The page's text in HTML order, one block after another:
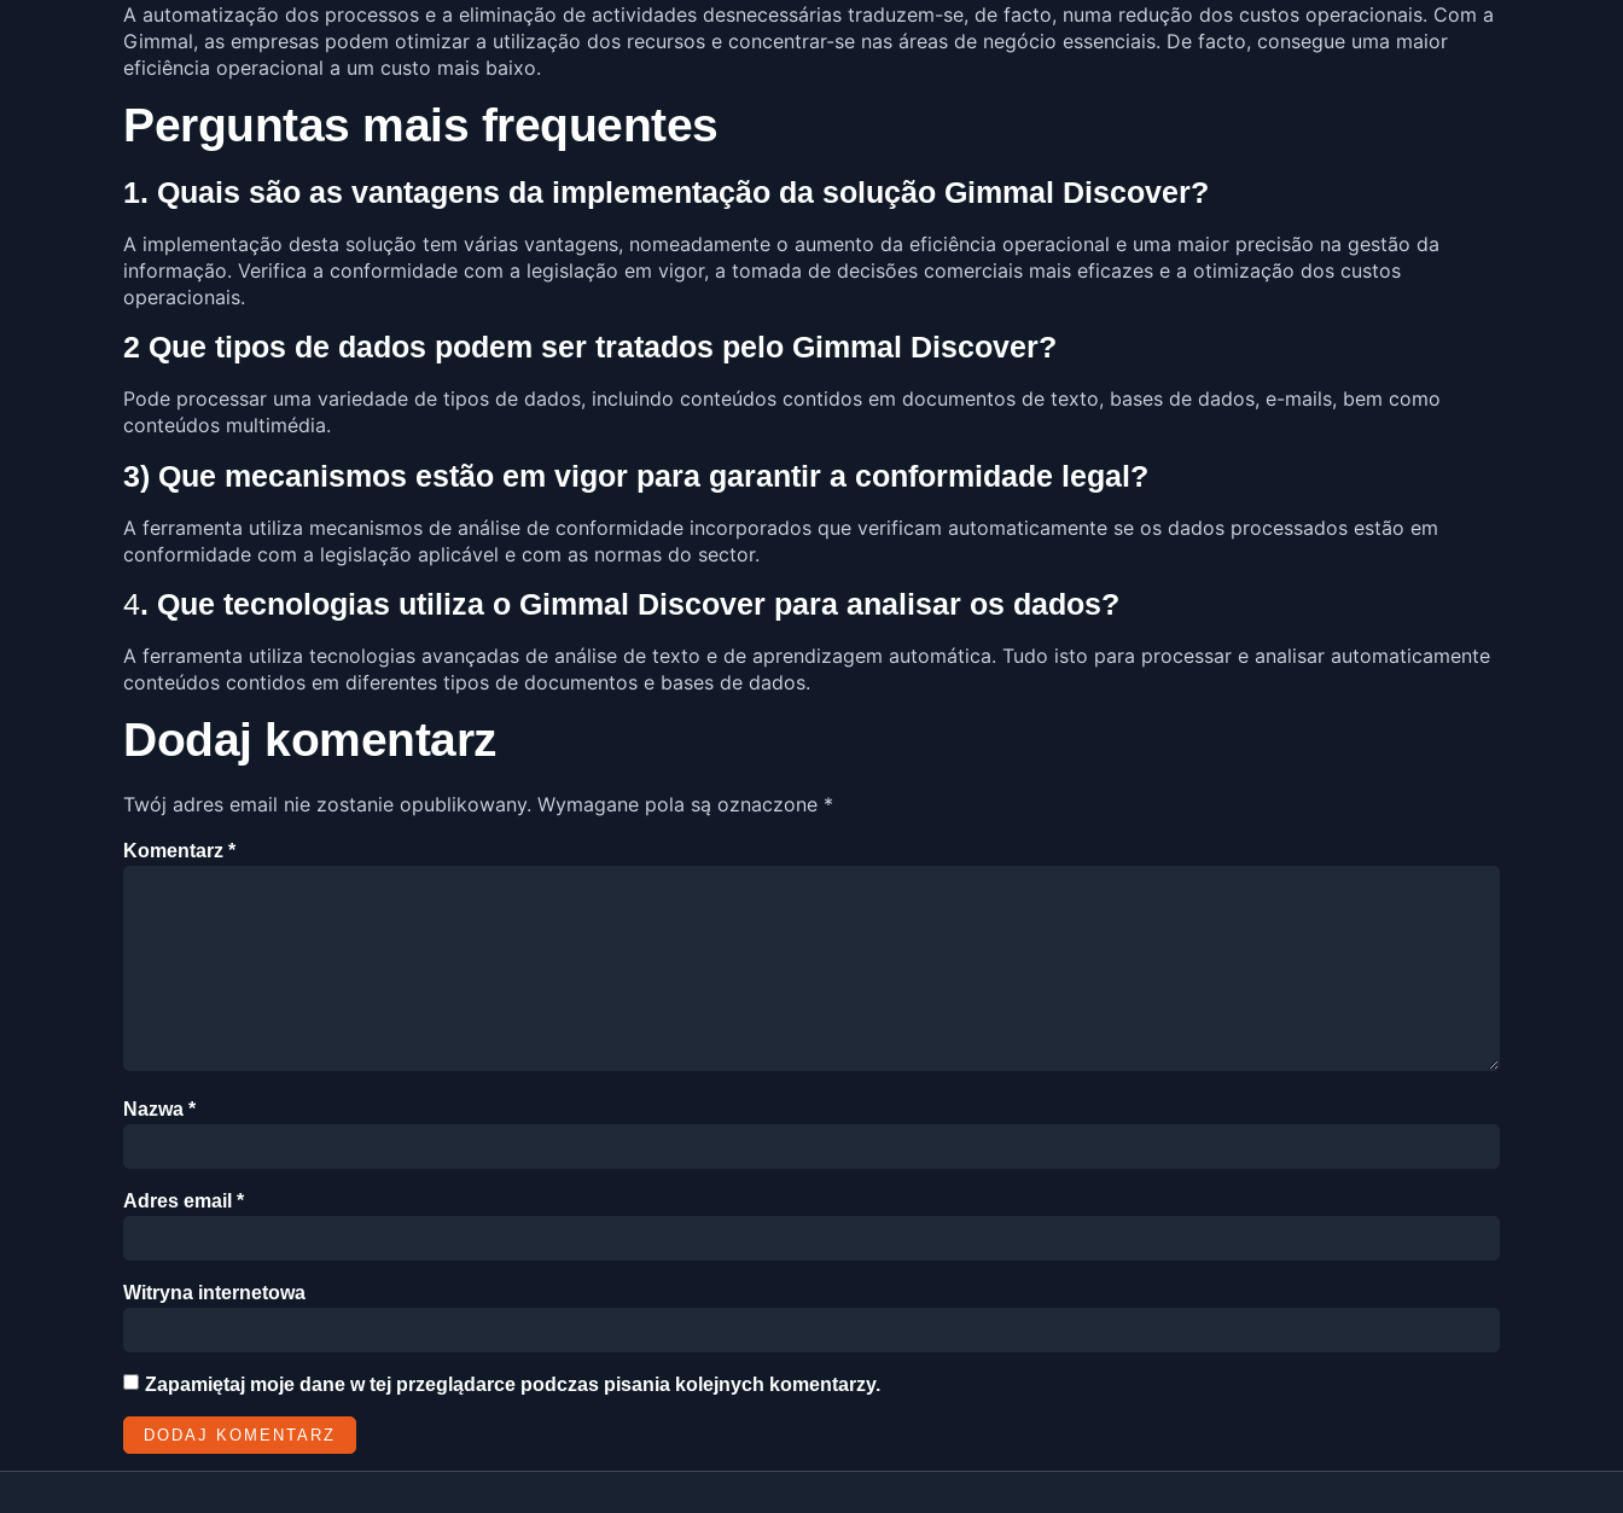
A automatização dos processos e a eliminação de actividades desnecessárias traduzem-se, de facto, numa redução dos custos operacionais. Com a
Gimmal, as empresas podem otimizar a utilização dos recursos e concentrar-se nas áreas de negócio essenciais. De facto, consegue uma maior
eficiência operacional a um custo mais baixo.
Perguntas mais frequentes
1. Quais são as vantagens da implementação da solução Gimmal Discover?
A implementação desta solução tem várias vantagens, nomeadamente o aumento da eficiência operacional e uma maior precisão na gestão da
informação. Verifica a conformidade com a legislação em vigor, a tomada de decisões comerciais mais eficazes e a otimização dos custos
operacionais.
2 Que tipos de dados podem ser tratados pelo Gimmal Discover?
Pode processar uma variedade de tipos de dados, incluindo conteúdos contidos em documentos de texto, bases de dados, e-mails, bem como
conteúdos multimédia.
3) Que mecanismos estão em vigor para garantir a conformidade legal?
A ferramenta utiliza mecanismos de análise de conformidade incorporados que verificam automaticamente se os dados processados estão em
conformidade com a legislação aplicável e com as normas do sector.
4. Que tecnologias utiliza o Gimmal Discover para analisar os dados?
A ferramenta utiliza tecnologias avançadas de análise de texto e de aprendizagem automática. Tudo isto para processar e analisar automaticamente
conteúdos contidos em diferentes tipos de documentos e bases de dados.
Dodaj komentarz
Twój adres email nie zostanie opublikowany. Wymagane pola są oznaczone *
Komentarz *
Nazwa *
Adres email *
Witryna internetowa
Zapamiętaj moje dane w tej przeglądarce podczas pisania kolejnych komentarzy.